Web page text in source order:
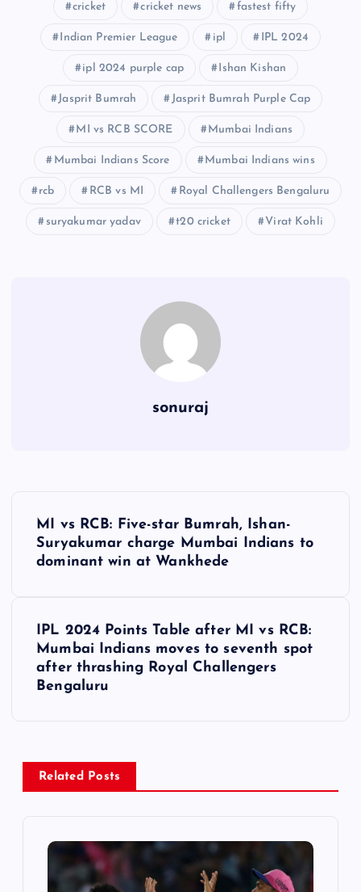
cricket cricket news fastest fifty
Indian Premier League ipl IPL 2024
ipl 2024 purple cap Ishan Kishan
Jasprit Bumrah Jasprit Bumrah Purple Cap
MI vs RCB SCORE Mumbai Indians
Mumbai Indians Score Mumbai Indians wins
rcb RCB vs MI Royal Challengers Bengaluru
suryakumar yadav t20 cricket Virat Kohli
sonuraj
MI vs RCB: Five-star Bumrah, Ishan-
Suryakumar charge Mumbai Indians to
dominant win at Wankhede
IPL 2024 Points Table after MI vs RCB:
Mumbai Indians moves to seventh spot
after thrashing Royal Challengers
Bengaluru
Related Posts